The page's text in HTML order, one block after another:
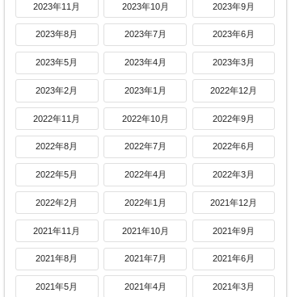
2023年11月 2023年10月 2023年9月
2023年8月 2023年7月 2023年6月
2023年5月 2023年4月 2023年3月
2023年2月 2023年1月 2022年12月
2022年11月 2022年10月 2022年9月
2022年8月 2022年7月 2022年6月
2022年5月 2022年4月 2022年3月
2022年2月 2022年1月 2021年12月
2021年11月 2021年10月 2021年9月
2021年8月 2021年7月 2021年6月
2021年5月 2021年4月 2021年3月